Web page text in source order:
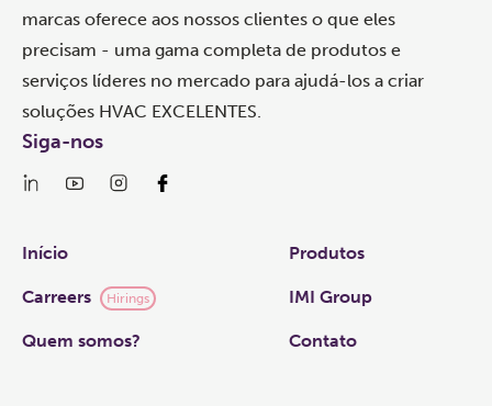
marcas oferece aos nossos clientes o que eles
precisam - uma gama completa de produtos e
serviços líderes no mercado para ajudá-los a criar
soluções HVAC EXCELENTES.
Links
Início Produtos
Carreers Hirings IMI Group
Quem somos? Contato
Siga-nos